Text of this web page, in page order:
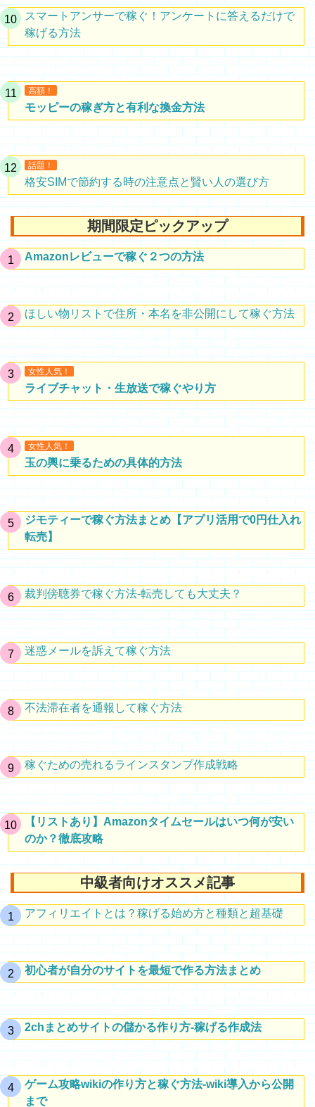
スマートアンサーで稼ぐ！アンケートに答えるだけで
稼げる方法
高額！
モッピーの稼ぎ方と有利な換金方法
話題！
格安SIMで節約する時の注意点と賢い人の選び方
期間限定ピックアップ
Amazonレビューで稼ぐ２つの方法
ほしい物リストで住所・本名を非公開にして稼ぐ方法
女性人気！
ライブチャット・生放送で稼ぐやり方
女性人気！
玉の輿に乗るための具体的方法
ジモティーで稼ぐ方法まとめ【アプリ活用で0円仕入れ
転売】
裁判傍聴券で稼ぐ方法-転売しても大丈夫？
迷惑メールを訴えて稼ぐ方法
不法滞在者を通報して稼ぐ方法
稼ぐための売れるラインスタンプ作成戦略
【リストあり】Amazonタイムセールはいつ何が安い
のか？徹底攻略
中級者向けオススメ記事
アフィリエイトとは？稼げる始め方と種類と超基礎
初心者が自分のサイトを最短で作る方法まとめ
2chまとめサイトの儲かる作り方-稼げる作成法
ゲーム攻略wikiの作り方と稼ぐ方法-wiki導入から公開
まで